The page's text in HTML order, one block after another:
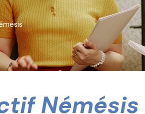
Némésis